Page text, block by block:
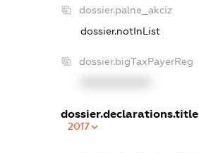
dossier.palne_akciz
dossier.notInList
dossier.bigTaxPayerReg
dossier.declarations.title
2017